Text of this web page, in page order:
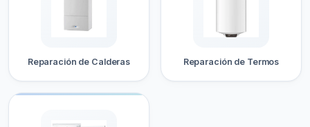
Reparación de Calderas Reparación de Termos